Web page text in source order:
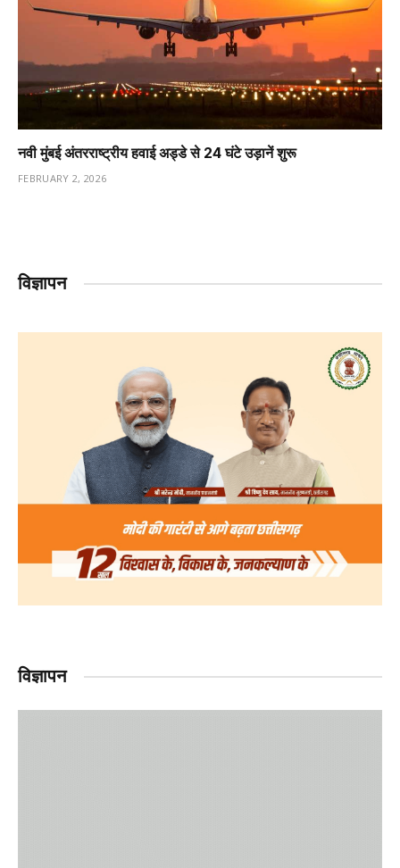
नवी मुंबई अंतरराष्ट्रीय हवाई अड्डे से 24 घंटे उड़ानें शुरू
FEBRUARY 2, 2026
विज्ञापन
विज्ञापन